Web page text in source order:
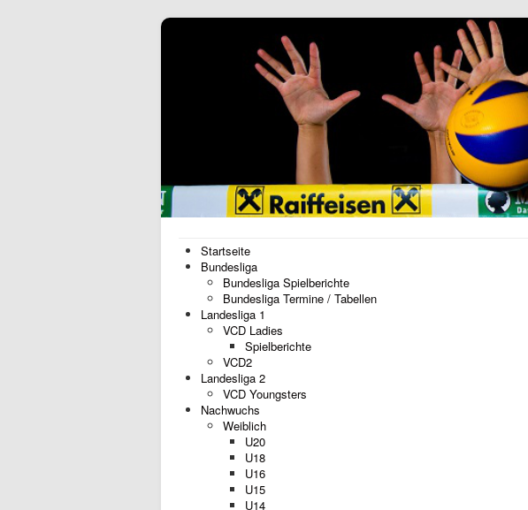
Startseite
Bundesliga
Bundesliga Spielberichte
Bundesliga Termine / Tabellen
Landesliga 1
VCD Ladies
Spielberichte
VCD2
Landesliga 2
VCD Youngsters
Nachwuchs
Weiblich
U20
U18
U16
U15
U14